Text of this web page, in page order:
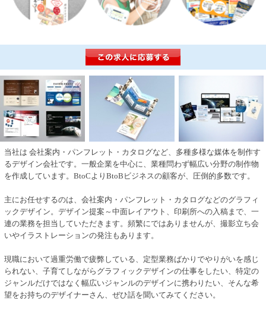
当社は 会社案内・パンフレット・カタログなど、多種多様な媒体を制作す
るデザイン会社です。一般企業を中心に、業種問わず幅広い分野の制作物
を作成しています。BtoCよりBtoBビジネスの顧客が、圧倒的多数です。
主にお任せするのは、会社案内・パンフレット・カタログなどのグラフィ
ックデザイン。デザイン提案～中面レイアウト、印刷所への入稿まで、一
連の業務を担当していただきます。頻繁にではありませんが、撮影立ち会
いやイラストレーションの発注もあります。
現職において過重労働で疲弊している、定型業務ばかりでやりがいを感じ
られない、子育てしながらグラフィックデザインの仕事をしたい、特定の
ジャンルだけではなく幅広いジャンルのデザインに携わりたい、そんな希
望をお持ちのデザイナーさん、ぜひ話を聞いてみてください。